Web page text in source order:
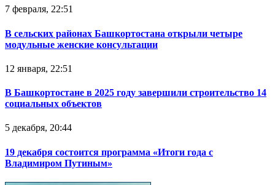
7 февраля, 22:51
В сельских районах Башкортостана открыли четыре
модульные женские консультации
12 января, 22:51
В Башкортостане в 2025 году завершили строительство 14
социальных объектов
5 декабря, 20:44
19 декабря состоится программа «Итоги года с
Владимиром Путиным»